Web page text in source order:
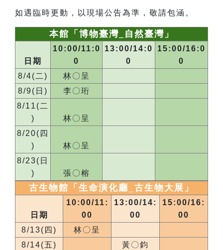
如遇臨時更動，以現場公告為準，敬請包涵。
本館「博物臺灣_自然臺灣」
日期
10:00/11:0
0
13:00/14:0
0
15:00/16:0
0
8/4(二)
林〇呈
8/9(日)
李〇珩
8/11(二
)
林〇呈
8/20(四
)
林〇呈
8/23(日
)
張〇榕
古生物館「生命演化廳_ 古生物大展 」
日期
10:00/11:
00
13:00/14:
00
15:00/16:
00
8/13(四)
林〇呈
8/14(五)
黃〇鈞